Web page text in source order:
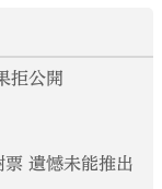
拒公開
遺憾未能推出